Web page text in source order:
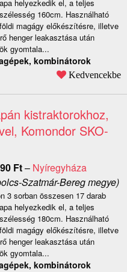
helyezkedik el, a teljes
160cm. Használható
magágy előkészítésre, illetve
henger leakasztása után
gyomtala...
kombinátorok
Kedvencekbe
kistraktorokhoz,
Komondor SKO-
Ft– Nyíregyháza
Szatmár-Bereg megye)
3 sorban összesen 17 darab
helyezkedik el, a teljes
180cm. Használható
magágy előkészítésre, illetve
henger leakasztása után
gyomtala...
kombinátorok